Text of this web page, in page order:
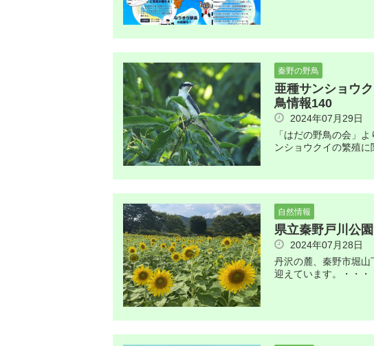
秦野の野鳥
亜種サンショウ
鳥情報140
2024年07月29日
「はだの野鳥の会」
ンショウクイの繁殖に
自然情報
県立秦野戸川公
2024年07月28日
丹沢の麓、秦野市堀
迎えています。・・・